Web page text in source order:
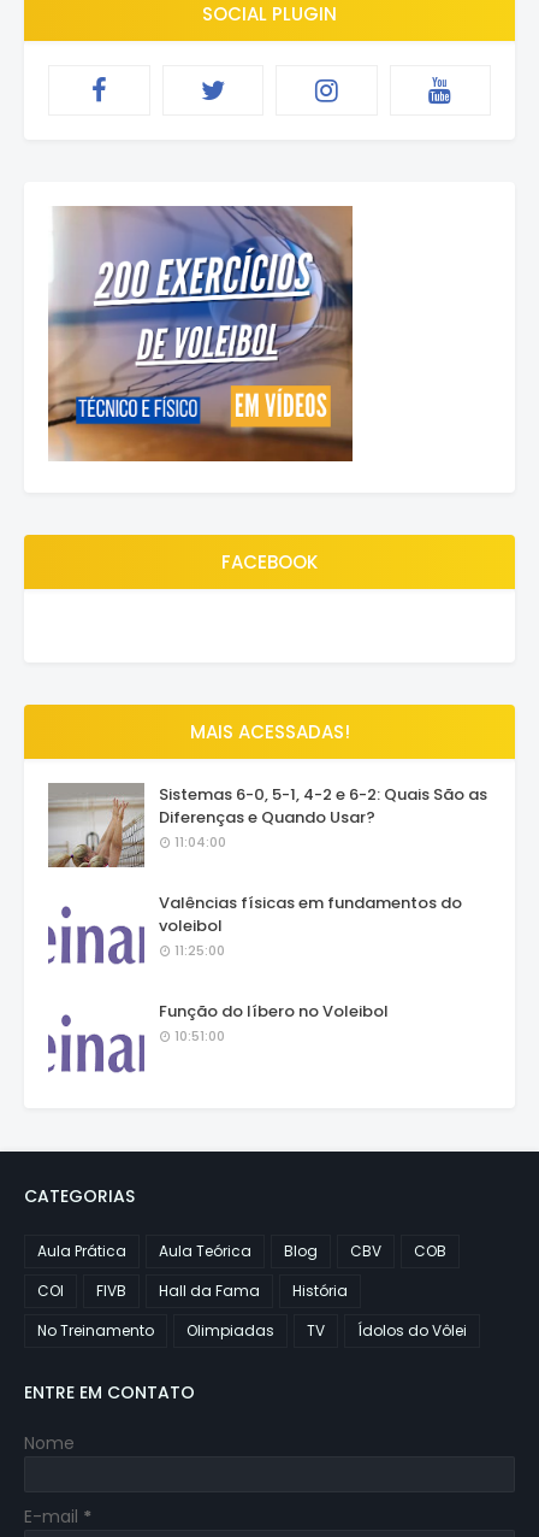
SOCIAL PLUGIN
FACEBOOK
MAIS ACESSADAS!
Sistemas 6-0, 5-1, 4-2 e 6-2: Quais São as
Diferenças e Quando Usar?
11:04:00
Valências físicas em fundamentos do
voleibol
11:25:00
Função do líbero no Voleibol
10:51:00
CATEGORIAS
Aula Prática Aula Teórica Blog CBV
COB
COI
FIVB Hall da Fama
História
No Treinamento
Olimpiadas TV Ídolos do Vôlei
ENTRE EM CONTATO
Nome
E-mail *